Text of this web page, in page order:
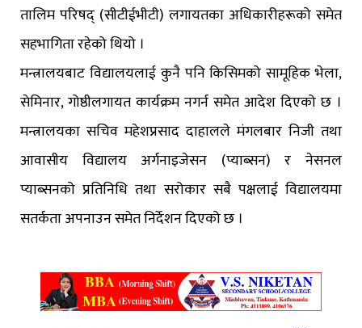
तालिम परिषद् (सीटीईभीटी) लगायतका अधिकारीहरूको समेत
सहभागिता रहेको थियो ।
मन्त्रालयबाट विद्यालयलाई कुनै पनि किसिमको सामूहिक भेला,
सेमिनार, गोष्ठीलगायत कार्यक्रम नगर्न समेत आदेश दिएको छ ।
मन्त्रालयका सचिव महेशप्रसाद दाहालले मंगलबार निजी तथा
आवासीय विद्यालय अर्गनाइजेसन (प्याब्सन) र नेसनल
प्याब्सनको प्रतिनिधि तथा सरोकार सबै पक्षलाई विद्यालयमा
सतर्कता अपनाउन समेत निर्देशन दिएको छ ।